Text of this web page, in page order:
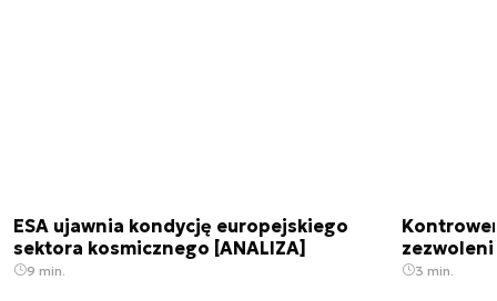
ESA ujawnia kondycję europejskiego
sektora kosmicznego [ANALIZA]
9 min. 3 min.